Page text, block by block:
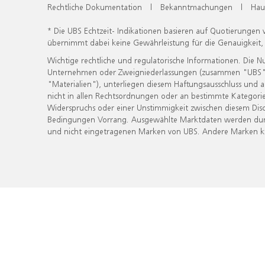
Rechtliche Dokumentation | Bekanntmachungen |
* Die UBS Echtzeit- Indikationen basieren auf
übernimmt dabei keine Gewährleistung für die
Wichtige rechtliche und regulatorische Informationen. Die
Unternehmen oder Zweigniederlassungen (zusammen
"Materialien"), unterliegen diesem Haftungsausschluss
nicht in allen Rechtsordnungen oder an bestimmte
Widerspruchs oder einer Unstimmigkeit zwischen diesem
Bedingungen Vorrang. Ausgewählte Marktdaten werden
und nicht eingetragenen Marken von UBS. Andere Marken